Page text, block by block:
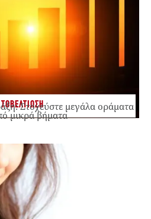
Στοχεύστε μεγάλα οράματα
μικρά βήματα